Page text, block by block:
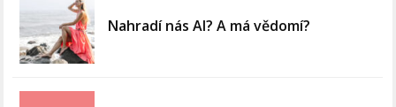
Nahradí nás AI? A má vědomí?